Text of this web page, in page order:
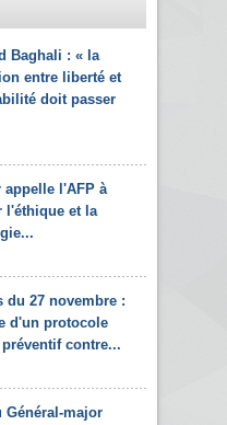
Baghali : « la
entre liberté et
doit passer
appelle l'AFP à
l'éthique et la
du 27 novembre :
d'un protocole
contre...
Général-major